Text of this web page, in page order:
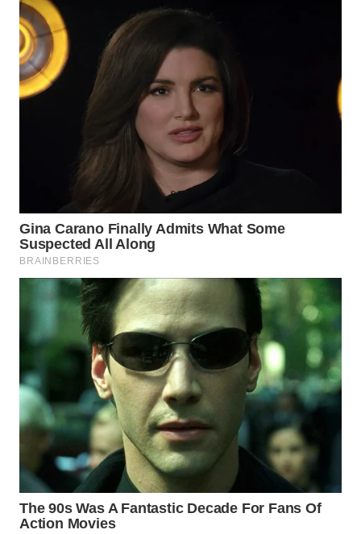
WAHANA
LISTRIK
WAHANA
TRAVEL
WAHANANEWS
WAHANANEWS
CO ID
WAHANANEWS
WAHANA
SPORT
WAHANA
UMKM
WAHANA
SELEB